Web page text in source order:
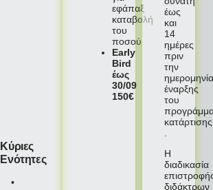
Κύριες
Ενότητες
•
εφάπαξ
καταβολή
του
ποσού
Early
Bird
έως
30/09
150€
έως
και
14
ημέρες
πριν
την
έναρξης
του
κατάρτισης
Η
διαδικασία
διδάκτρων